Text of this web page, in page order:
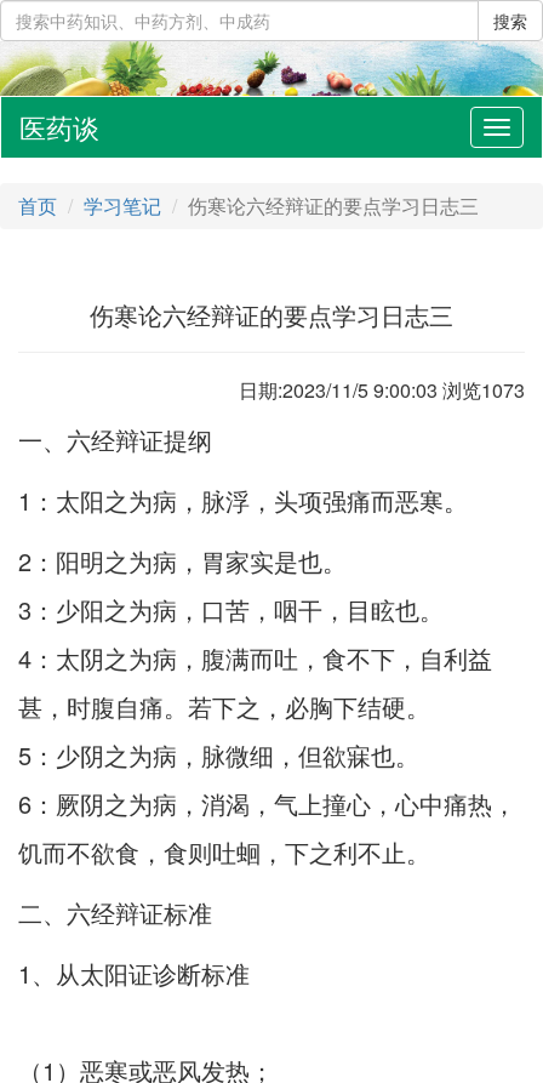
搜索
切
换
医药谈
首页 学习笔记 伤寒论六经辩证的要点学习日志三
伤寒论六经辩证的要点学习日志三
日期:2023/11/5 9:00:03 浏览1073
一、六经辩证提纲
1：太阳之为病，脉浮，头项强痛而恶寒。
2：阳明之为病，胃家实是也。
3：少阳之为病，口苦，咽干，目眩也。
4：太阴之为病，腹满而吐，食不下，自利益
甚，时腹自痛。若下之，必胸下结硬。
5：少阴之为病，脉微细，但欲寐也。
6：厥阴之为病，消渴，气上撞心，心中痛热，
饥而不欲食，食则吐蛔，下之利不止。
二、六经辩证标准
1、从太阳证诊断标准
（1）恶寒或恶风发热；